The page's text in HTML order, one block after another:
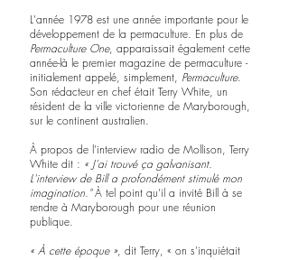
L'année 1978 est une année importante pour le
développement de la permaculture. En plus de
Permaculture One, apparaissait également cette
année-là le premier magazine de permaculture -
initialement appelé, simplement, Permaculture.
Son rédacteur en chef était Terry White, un
résident de la ville victorienne de Maryborough,
sur le continent australien.
À propos de l'interview radio de Mollison, Terry
White dit : « J'ai trouvé ça galvanisant.
L'interview de Bill a profondément stimulé mon
imagination." À tel point qu’il a invité Bill à se
rendre à Maryborough pour une réunion
publique.
« À cette époque », dit Terry, « on s'inquiétait